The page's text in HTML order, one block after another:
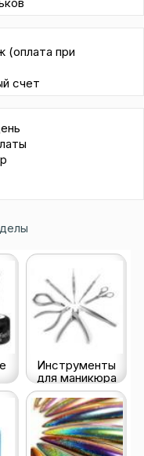
(оплата при
счет
Инструменты
для маникюра